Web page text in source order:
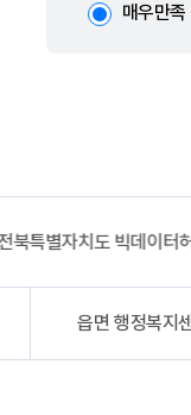
매우만족
북특별자치도 빅데이터
읍면 행정복지